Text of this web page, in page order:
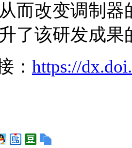
而改变调制
了该研发成果
： https://